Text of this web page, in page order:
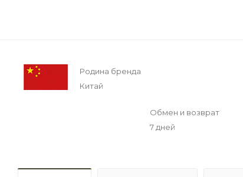
Родина бренда
Китай
Обмен и возврат
7 дней